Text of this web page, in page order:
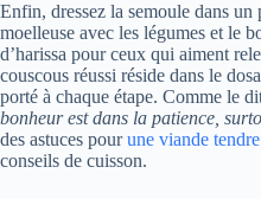
Enfin, dressez la semoule dans un
moelleuse avec les légumes et le
d’harissa pour ceux qui aiment
couscous réussi réside dans le
porté à chaque étape. Comme le
bonheur est dans la patience,
des astuces pourune viande tendre
conseils de cuisson.